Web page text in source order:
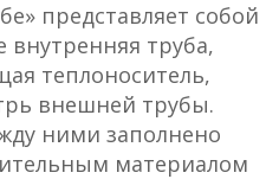
представляет собой
внутренняя труба,
теплоноситель,
внешней трубы.
ними заполнено
материалом